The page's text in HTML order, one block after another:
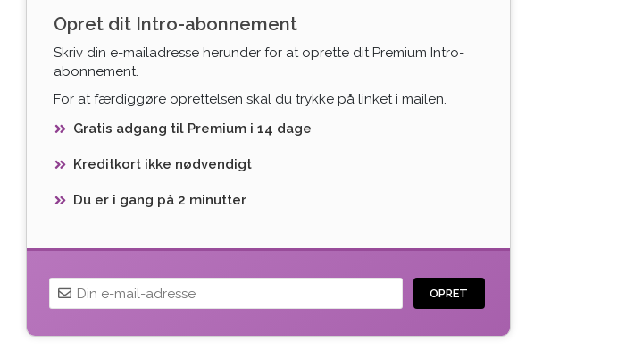
Opret dit Intro-abonnement
Skriv din e-mailadresse herunder for at oprette dit Premium Intro-
abonnement.
For at færdiggøre oprettelsen skal du trykke på linket i mailen.
Gratis adgang til Premium i 14 dage
Kreditkort ikke nødvendigt
Du er i gang på 2 minutter
OPRET